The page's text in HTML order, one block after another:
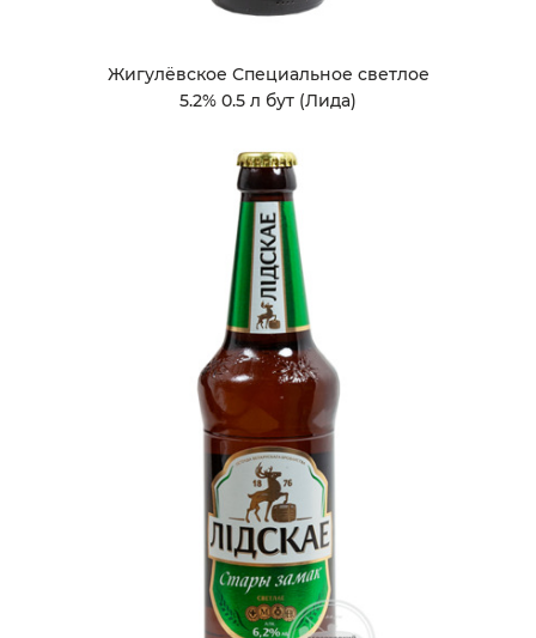
Жигулёвское Специальное светлое
5.2% 0.5 л бут (Лида)